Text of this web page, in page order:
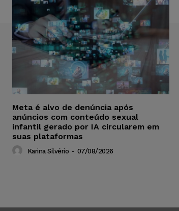
Meta é alvo de denúncia após
anúncios com conteúdo sexual
infantil gerado por IA circularem em
suas plataformas
Karina Silvério - 07/08/2026